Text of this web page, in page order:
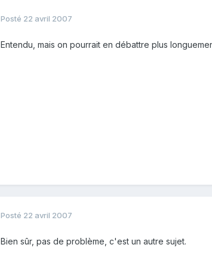
Posté 22 avril 2007
Entendu, mais on pourrait en débattre plus
Posté 22 avril 2007
Bien sûr, pas de problème, c'est un autre sujet.